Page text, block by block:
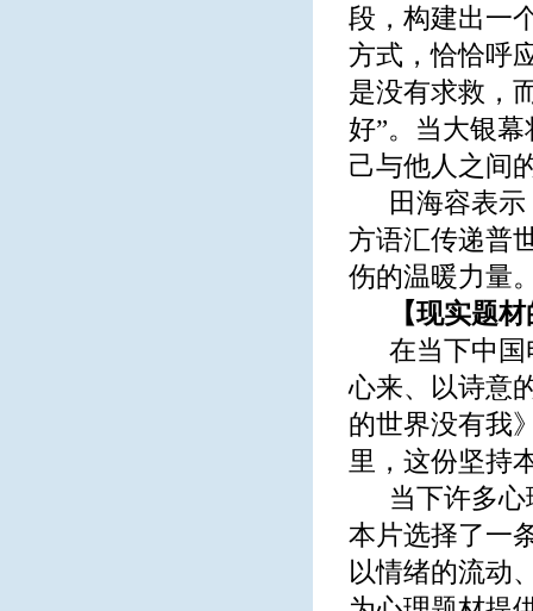
段，构建出一
方式，恰恰呼
是没有求救，
好”。当大银
己与他人之间
田海容表
方语汇传递普
伤的温暖力量
【现实题
在当下中
心来、以诗意
的世界没有我
里，这份坚持
当下许多
本片选择了一
以情绪的流动